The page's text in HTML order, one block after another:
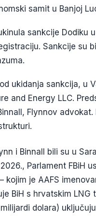
samit u Banjoj
sankcije Dodiku
Sankcije su
ukidanja sankcija, u
and Energy LLC.
Flynnov
i Binnall bili su u
Parlament FBiH
je AAFS
BiH s hrvatskim
dolara)